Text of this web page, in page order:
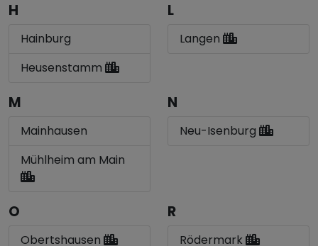
H
Hainburg
Heusenstamm
L
Langen
M
Mainhausen
Mühlheim am Main
N
Neu-Isenburg
O
Obertshausen
R
Rödermark